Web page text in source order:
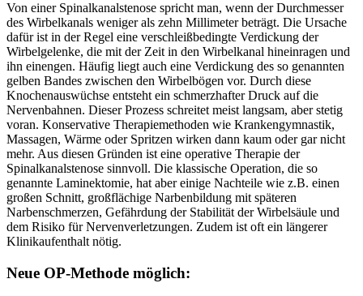
Von einer Spinalkanalstenose spricht man, wenn der Durchmesser
des Wirbelkanals weniger als zehn Millimeter beträgt. Die Ursache
dafür ist in der Regel eine verschleißbedingte Verdickung der
Wirbelgelenke, die mit der Zeit in den Wirbelkanal hineinragen und
ihn einengen. Häufig liegt auch eine Verdickung des so genannten
gelben Bandes zwischen den Wirbelbögen vor. Durch diese
Knochenauswüchse entsteht ein schmerzhafter Druck auf die
Nervenbahnen. Dieser Prozess schreitet meist langsam, aber stetig
voran. Konservative Therapiemethoden wie Krankengymnastik,
Massagen, Wärme oder Spritzen wirken dann kaum oder gar nicht
mehr. Aus diesen Gründen ist eine operative Therapie der
Spinalkanalstenose sinnvoll. Die klassische Operation, die so
genannte Laminektomie, hat aber einige Nachteile wie z.B. einen
großen Schnitt, großflächige Narbenbildung mit späteren
Narbenschmerzen, Gefährdung der Stabilität der Wirbelsäule und
dem Risiko für Nervenverletzungen. Zudem ist oft ein längerer
Klinikaufenthalt nötig.
Neue OP-Methode möglich: